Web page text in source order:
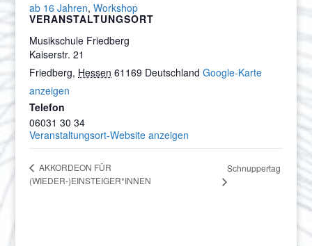
ab 16 Jahren,Workshop
VERANSTALTUNGSORT
Musikschule Friedberg
Kaiserstr. 21
Friedberg, Hessen 61169 Deutschland Google-Karte
anzeigen
Telefon
06031 30 34
Veranstaltungsort-Website anzeigen
AKKORDEON FÜR
(WIEDER-)EINSTEIGER*INNEN
Schnuppertag